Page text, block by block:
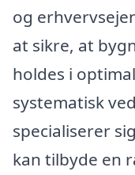
og
at sikre, at
holdes i
systematisk
specialiserer
kan tilbyde en